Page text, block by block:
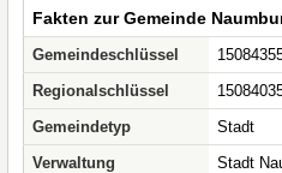
Fakten zur Gemeinde
Gemeindeschlüssel
Regionalschlüssel
Gemeindetyp
Stadt
Verwaltung
Stadt